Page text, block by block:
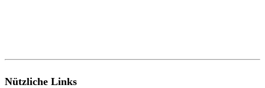
Nützliche Links